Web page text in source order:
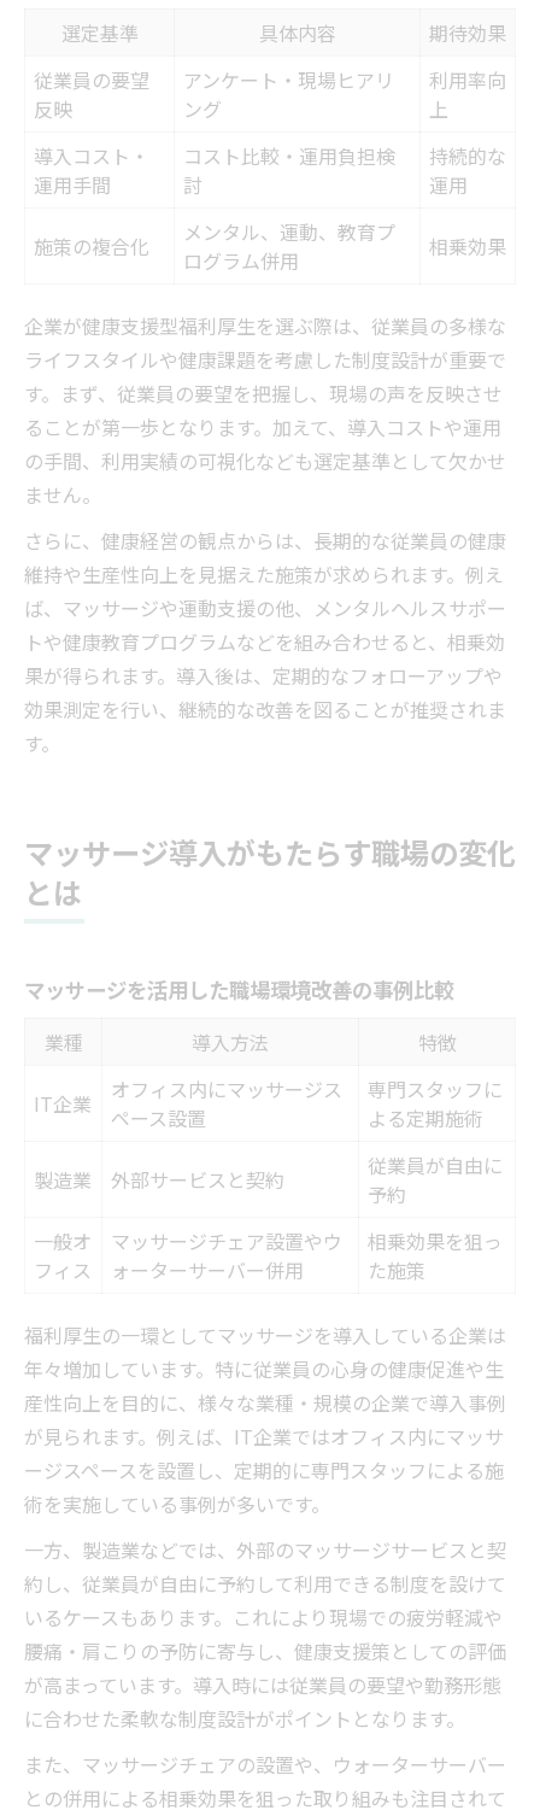
選定基準 具体内容
期待効果
従業員の要望
反映
アンケート・現場ヒアリ
ング
利用率向
上
導入コスト・
運用手間
コスト比較・運用負担検
討
持続的な
運用
施策の複合化
メンタル、運動、教育プ
ログラム併用
相乗効果
企業が健康支援型福利厚生を選ぶ際は、従業員の多様な
ライフスタイルや健康課題を考慮した制度設計が重要で
す。まず、従業員の要望を把握し、現場の声を反映させ
ることが第一歩となります。加えて、導入コストや運用
の手間、利用実績の可視化なども選定基準として欠かせ
ません。
さらに、健康経営の観点からは、長期的な従業員の健康
維持や生産性向上を見据えた施策が求められます。例え
ば、マッサージや運動支援の他、メンタルヘルスサポー
トや健康教育プログラムなどを組み合わせると、相乗効
果が得られます。導入後は、定期的なフォローアップや
効果測定を行い、継続的な改善を図ることが推奨されま
す。
マッサージ導入がもたらす職場の変化
とは
マッサージを活用した職場環境改善の事例比較
業種 導入方法 特徴
IT企業
オフィス内にマッサージス
ペース設置
専門スタッフに
よる定期施術
製造業 外部サービスと契約
従業員が自由に
予約
一般オ
フィス
マッサージチェア設置やウ
ォーターサーバー併用
相乗効果を狙っ
た施策
福利厚生の一環としてマッサージを導入している企業は
年々増加しています。特に従業員の心身の健康促進や生
産性向上を目的に、様々な業種・規模の企業で導入事例
が見られます。例えば、IT企業ではオフィス内にマッサ
ージスペースを設置し、定期的に専門スタッフによる施
術を実施している事例が多いです。
一方、製造業などでは、外部のマッサージサービスと契
約し、従業員が自由に予約して利用できる制度を設けて
いるケースもあります。これにより現場での疲労軽減や
腰痛・肩こりの予防に寄与し、健康支援策としての評価
が高まっています。導入時には従業員の要望や勤務形態
に合わせた柔軟な制度設計がポイントとなります。
また、マッサージチェアの設置や、ウォーターサーバー
との併用による相乗効果を狙った取り組みも注目されて